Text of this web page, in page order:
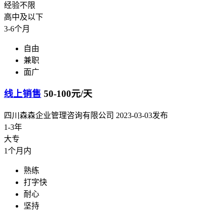
经验不限
高中及以下
3-6个月
自由
兼职
面广
线上销售 50-100元/天
四川森森企业管理咨询有限公司 2023-03-03发布
1-3年
大专
1个月内
熟练
打字快
耐心
坚持